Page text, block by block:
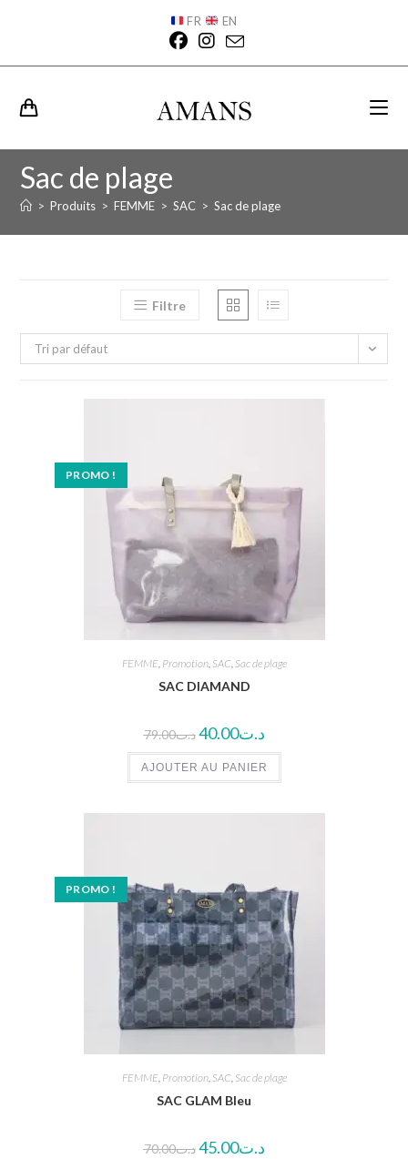
FR EN
Sac de plage
> Produits > FEMME > SAC > Sac de plage
Filtre
Tri par défaut
PROMO !
FEMME, Promotion, SAC, Sac de plage
SAC DIAMAND
د.ت79.00 د.ت40.00
AJOUTER AU PANIER
PROMO !
FEMME, Promotion, SAC Sac de plage
SAC GLAM Bleu
د.ت70.00 د.ت45.00